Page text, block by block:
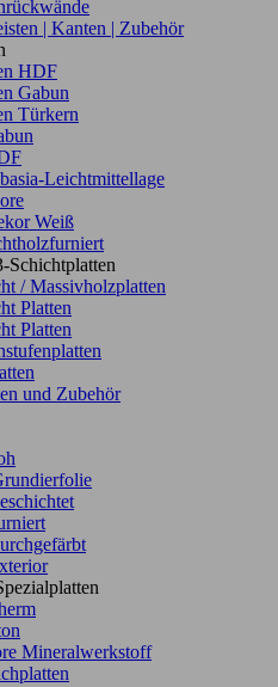
| Kanten | Zubehör
HDF
Gabun
Türkern
Leichtmittellage
Weiß
Schichtplatten
/ Massivholzplatten
Platten
Platten
und Zubehör
Mineralwerkstoff